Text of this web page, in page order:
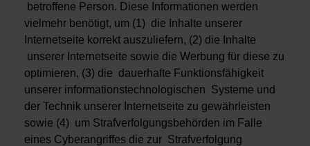
betroffene Person. Diese Informationen werden
vielmehr benötigt, um (1) die Inhalte unserer
Internetseite korrekt auszuliefern, (2) die Inhalte
unserer Internetseite sowie die Werbung für diese zu
optimieren, (3) die dauerhafte Funktionsfähigkeit
unserer informationstechnologischen Systeme und
der Technik unserer Internetseite zu gewährleisten
sowie (4) um Strafverfolgungsbehörden im Falle
eines Cyberangriffes die zur Strafverfolgung